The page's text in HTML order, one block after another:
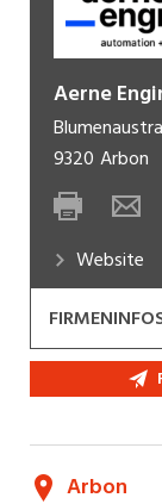
Aerne
9320 Arbon
Website
Aerne
Als
Arbon